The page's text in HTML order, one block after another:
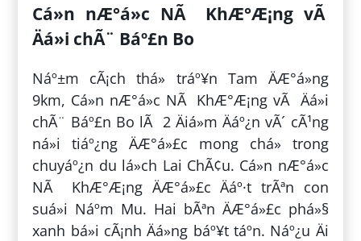
Cá»n nÆ°á»c NÃ KhÆ°Æ¡ng vÃ
Äá»i chÃ¨ Báº£n Bo
Náº±m cÃ¡ch thá» tráº¥n Tam ÄÆ°á»ng
9km, Cá»n nÆ°á»c NÃ KhÆ°Æ¡ng vÃ Äá»i
chÃ¨ Báº£n Bo lÃ 2 Äiá»m Äáº¿n vÃ´ cÃ¹ng
ná»i tiáº¿ng ÄÆ°á»£c mong chá» trong
chuyáº¿n du lá»ch Lai ChÃ¢u. Cá»n nÆ°á»c
NÃ KhÆ°Æ¡ng ÄÆ°á»£c Äáº·t trÃªn con
suá»i Náº­m Mu. Hai bÃªn ÄÆ°á»£c phá»§
xanh bá»i cÃ¡nh Äá»ng báº¥t táº­n. Náº¿u Äi